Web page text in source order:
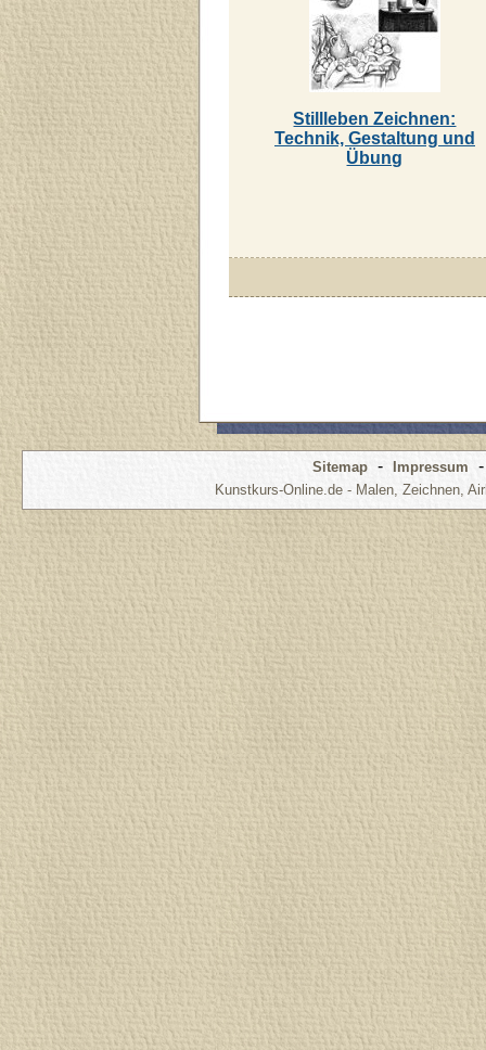
Stillleben Zeichnen:
Technik, Gestaltung und
Übung
Sitemap - Impressum
Kunstkurs-Online.de - Malen, Zeichnen,